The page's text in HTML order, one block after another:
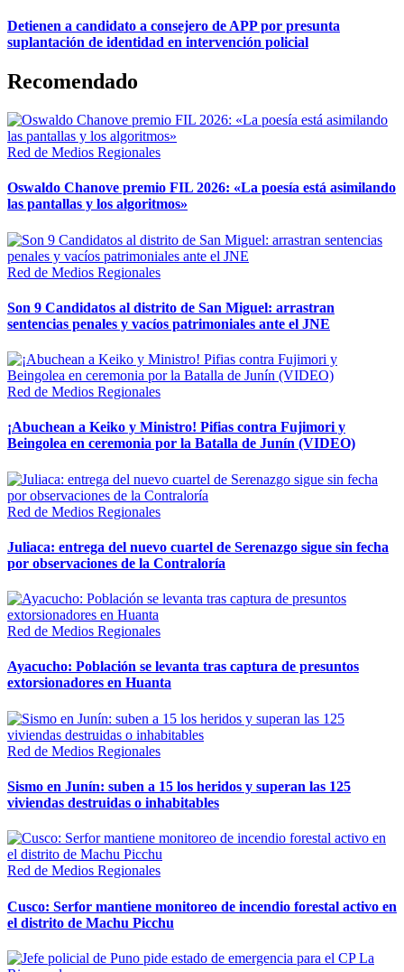
Detienen a candidato a consejero de APP por presunta
suplantación de identidad en intervención policial
Recomendado
Red de Medios Regionales
Oswaldo Chanove premio FIL 2026: «La poesía está asimilando
las pantallas y los algoritmos»
Red de Medios Regionales
Son 9 Candidatos al distrito de San Miguel: arrastran
sentencias penales y vacíos patrimoniales ante el JNE
Red de Medios Regionales
¡Abuchean a Keiko y Ministro! Pifias contra Fujimori y
Beingolea en ceremonia por la Batalla de Junín (VIDEO)
Red de Medios Regionales
Juliaca: entrega del nuevo cuartel de Serenazgo sigue sin fecha
por observaciones de la Contraloría
Red de Medios Regionales
Ayacucho: Población se levanta tras captura de presuntos
extorsionadores en Huanta
Red de Medios Regionales
Sismo en Junín: suben a 15 los heridos y superan las 125
viviendas destruidas o inhabitables
Red de Medios Regionales
Cusco: Serfor mantiene monitoreo de incendio forestal activo en
el distrito de Machu Picchu